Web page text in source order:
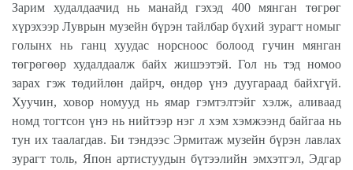
Зарим худалдаачид нь манайд гэхэд 400 мянган төгрөг
хүрэхээр Луврын музейн бүрэн тайлбар бүхий зурагт номыг
голынх нь ганц хуудас норсноос болоод гучин мянган
төгрөгөөр худалдаалж байх жишээтэй. Гол нь тэд номоо
зарах гэж төдийлөн дайрч, өндөр үнэ дуугараад байхгүй.
Хуучин, ховор номууд нь ямар гэмтэлтэйг хэлж, аливаад
номд тогтсон үнэ нь нийтээр нэг л хэм хэмжээнд байгаа нь
тун их таалагдав. Би тэндээс Эрмитаж музейн бүрэн лавлах
зурагт толь, Япон артистуудын бүтээлийн эмхэтгэл, Эдгар